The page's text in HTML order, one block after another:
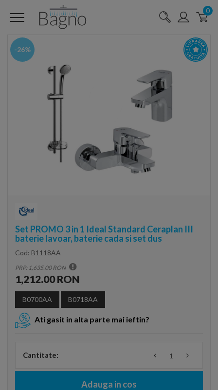
0
-26%
Set PROMO 3 in 1 Ideal Standard Ceraplan III
baterie lavoar, baterie cada si set dus
Cod: B1118AA
PRP: 1,635.00 RON
1,212.00 RON
B0700AA B0718AA
Ati gasit in alta parte mai ieftin?
Cantitate:
Adauga in cos